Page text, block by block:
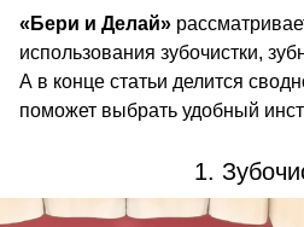
«Бери и Делай»
использования зубочистки,
А в конце статьи делится
поможет выбрать удобный
1.